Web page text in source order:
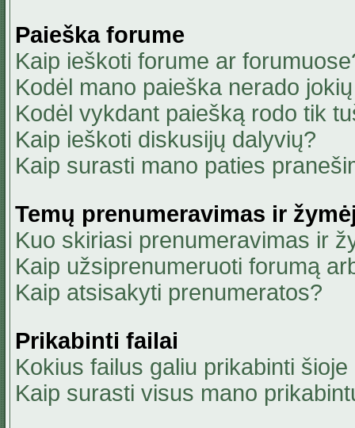
Paieška forume
Kaip ieškoti forume ar
Kodėl mano paieška nerado
Kodėl vykdant paiešką rodo tik
Kaip ieškoti diskusijų dalyvių?
Kaip surasti mano paties
Temų prenumeravimas ir
Kuo skiriasi prenumeravimas ir
Kaip užsiprenumeruoti forumą
Kaip atsisakyti prenumeratos?
Prikabinti failai
Kokius failus galiu prikabinti
Kaip surasti visus mano